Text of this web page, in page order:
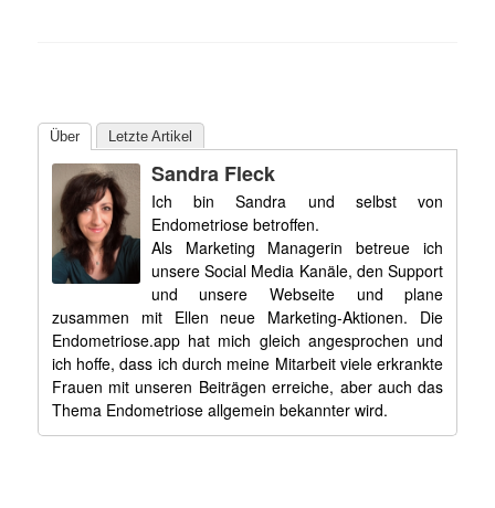
Über Letzte Artikel
Sandra Fleck
Ich bin Sandra und selbst von
Endometriose betroffen.
Als Marketing Managerin betreue ich
unsere Social Media Kanäle, den Support
und unsere Webseite und plane
zusammen mit Ellen neue Marketing-Aktionen. Die
Endometriose.app hat mich gleich angesprochen und
ich hoffe, dass ich durch meine Mitarbeit viele erkrankte
Frauen mit unseren Beiträgen erreiche, aber auch das
Thema Endometriose allgemein bekannter wird.